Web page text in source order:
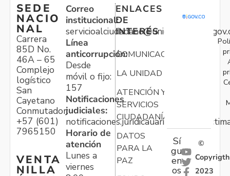
SEDE
NACIO
NAL
Carrera
85D No.
46A – 65
Complejo
logístico
San
Cayetano
Conmutador:
+57 (601)
7965150
VENTA
NILLA
Correo
institucional:
Línea
anticorrupción:
Desde
móvil o fijo:
157
Notificaciones
judiciales:
Horario de
atención
Lunes a
viernes
ENLACES
DE
INTERÉS
COMUNICACIONES
LA UNIDAD
ATENCIÓN Y
SERVICIOS
CIUDADANÍA
DATOS
PARA LA
PAZ
Sí
gu
en
os
©
Copyrigth
2023